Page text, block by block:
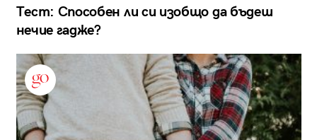
Тест: Способен ли си изобщо да бъдеш
нечие гадже?